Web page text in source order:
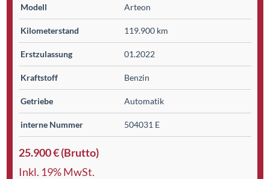
Modell Arteon
Kilometer­stand 119.900 km
Erst­zulassung 01.2022
Kraftstoff Benzin
Getriebe Automatik
interne Nummer 504031 E
25.900 € (Brutto)
Inkl. 19% MwSt.